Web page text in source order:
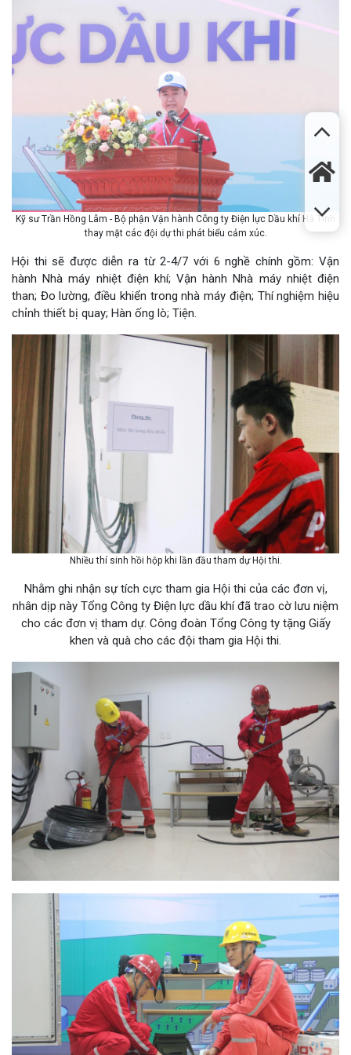
Kỹ sư Trần Hồng Lâm - Bộ phận Vận hành Công ty Điện lực Dầu khí Hà Tĩnh
thay mặt các đội dự thi phát biểu cảm xúc.
Hội thi sẽ được diễn ra từ 2-4/7 với 6 nghề chính gồm: Vận
hành Nhà máy nhiệt điện khí; Vận hành Nhà máy nhiệt điện
than; Đo lường, điều khiển trong nhà máy điện; Thí nghiệm hiệu
chỉnh thiết bị quay; Hàn ống lò; Tiện.
Nhiều thí sinh hồi hộp khi lần đầu tham dự Hội thi.
Nhằm ghi nhận sự tích cực tham gia Hội thi của các đơn vị,
nhân dịp này Tổng Công ty Điện lực dầu khí đã trao cờ lưu niệm
cho các đơn vị tham dự. Công đoàn Tổng Công ty tặng Giấy
khen và quà cho các đội tham gia Hội thi.